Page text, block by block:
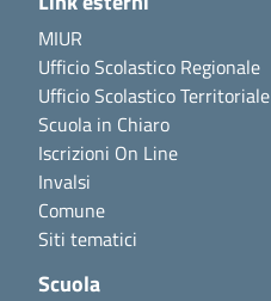
MIUR
Ufficio Scolastico Regionale
Ufficio Scolastico Territoriale
Scuola in Chiaro
Iscrizioni On Line
Invalsi
Comune
Siti tematici
Scuola